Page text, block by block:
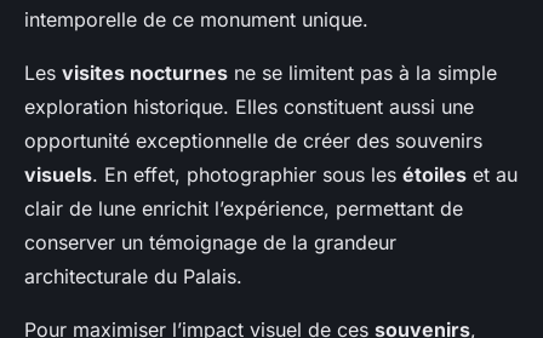
intemporelle de ce monument unique.
Les visites nocturnes ne se limitent pas à la simple
exploration historique. Elles constituent aussi une
opportunité exceptionnelle de créer des souvenirs
visuels. En effet, photographier sous les étoiles et au
clair de lune enrichit l’expérience, permettant de
conserver un témoignage de la grandeur
architecturale du Palais.
Pour maximiser l’impact visuel de ces souvenirs,